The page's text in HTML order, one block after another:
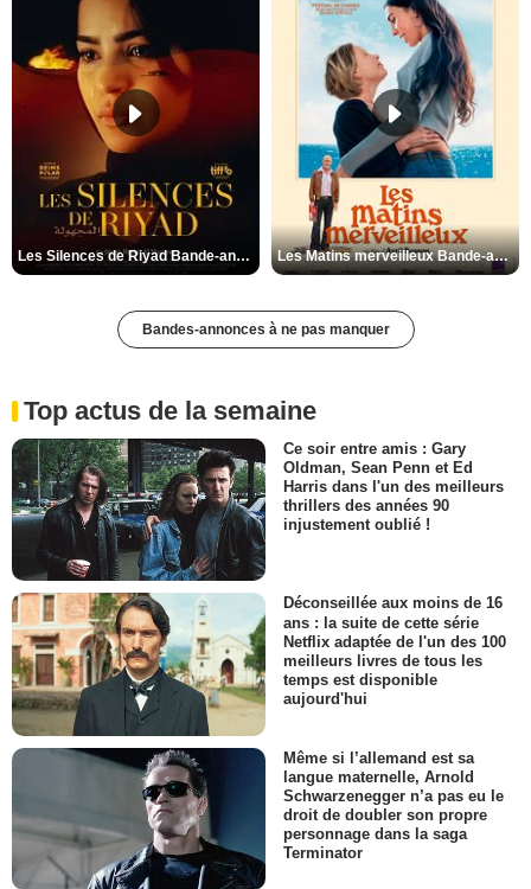
Les Silences de Riyad Bande-annonce VO STFR Les Matins merveilleux Bande-annonce VF
Bandes-annonces à ne pas manquer
Top actus de la semaine
Ce soir entre amis : Gary
Oldman, Sean Penn et Ed
Harris dans l'un des meilleurs
thrillers des années 90
injustement oublié !
Déconseillée aux moins de 16
ans : la suite de cette série
Netflix adaptée de l'un des 100
meilleurs livres de tous les
temps est disponible
aujourd'hui
Même si l’allemand est sa
langue maternelle, Arnold
Schwarzenegger n’a pas eu le
droit de doubler son propre
personnage dans la saga
Terminator